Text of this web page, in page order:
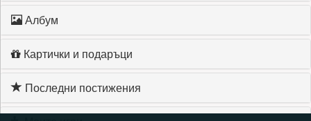
Албум
Картички и подаръци
Последни постижения